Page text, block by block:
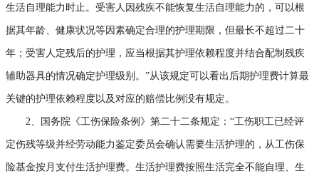
生活自理能力时止。受害人因残疾不能恢复生活自理能力的，可以根
据其年龄、健康状况等因素确定合理的护理期限，但最长不超过二十
年；受害人定残后的护理，应当根据其护理依赖程度并结合配制残疾
辅助器具的情况确定护理级别。”从该规定可以看出后期护理费计算最
关键的护理依赖程度以及对应的赔偿比例没有规定。
2、国务院《工伤保险条例》第二十二条规定：“工伤职工已经评
定伤残等级并经劳动能力鉴定委员会确认需要生活护理的，从工伤保
险基金按月支付生活护理费。生活护理费按照生活完全不能自理、生